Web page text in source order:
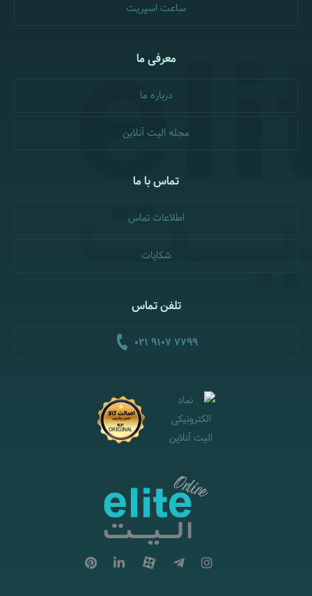
ساعت اسپریت
معرفی ما
درباره ما
مجله الیت آنلاین
تماس با ما
اطلاعات تماس
شکایات
تلفن تماس
021 9107 7799